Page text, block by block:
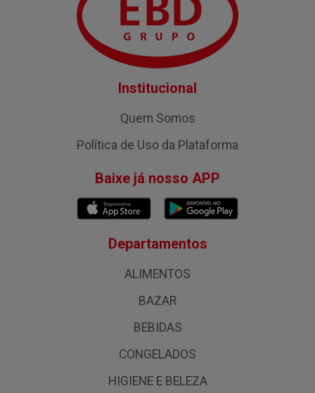
Institucional
Quem Somos
Política de Uso da Plataforma
Baixe já nosso APP
Departamentos
ALIMENTOS
BAZAR
BEBIDAS
CONGELADOS
HIGIENE E BELEZA